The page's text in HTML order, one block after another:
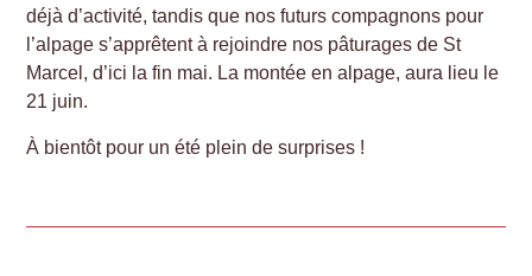
déjà d’activité, tandis que nos futurs compagnons pour
l’alpage s’apprêtent à rejoindre nos pâturages de St
Marcel, d’ici la fin mai. La montée en alpage, aura lieu le
21 juin.
À bientôt pour un été plein de surprises !